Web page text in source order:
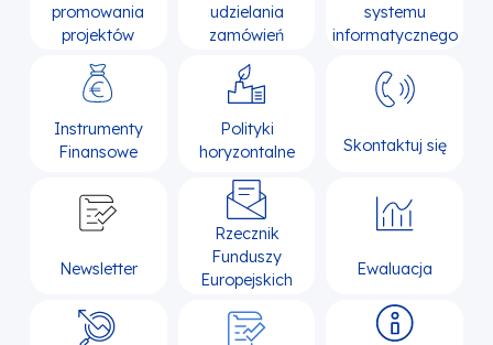
promowania
projektów
udzielania
zamówień
systemu
informatycznego
Instrumenty
Finansowe
Polityki
horyzontalne
Skontaktuj się
Newsletter
Rzecznik
Funduszy
Europejskich
Ewaluacja